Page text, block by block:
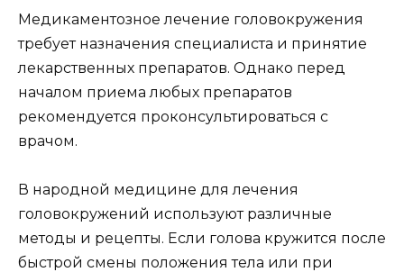
Медикаментозное лечение головокружения
требует назначения специалиста и принятие
лекарственных препаратов. Однако перед
началом приема любых препаратов
рекомендуется проконсультироваться с
врачом.
В народной медицине для лечения
головокружений используют различные
методы и рецепты. Если голова кружится после
быстрой смены положения тела или при